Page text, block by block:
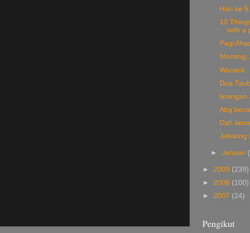
Hari ke
10
with a
Pagi
Warded..
Doa
linangan
Abg beca..
Dah
Jelutong
►Januari
► 2009 (239)
► 2008 (100)
► 2007 (24)
Pengikut